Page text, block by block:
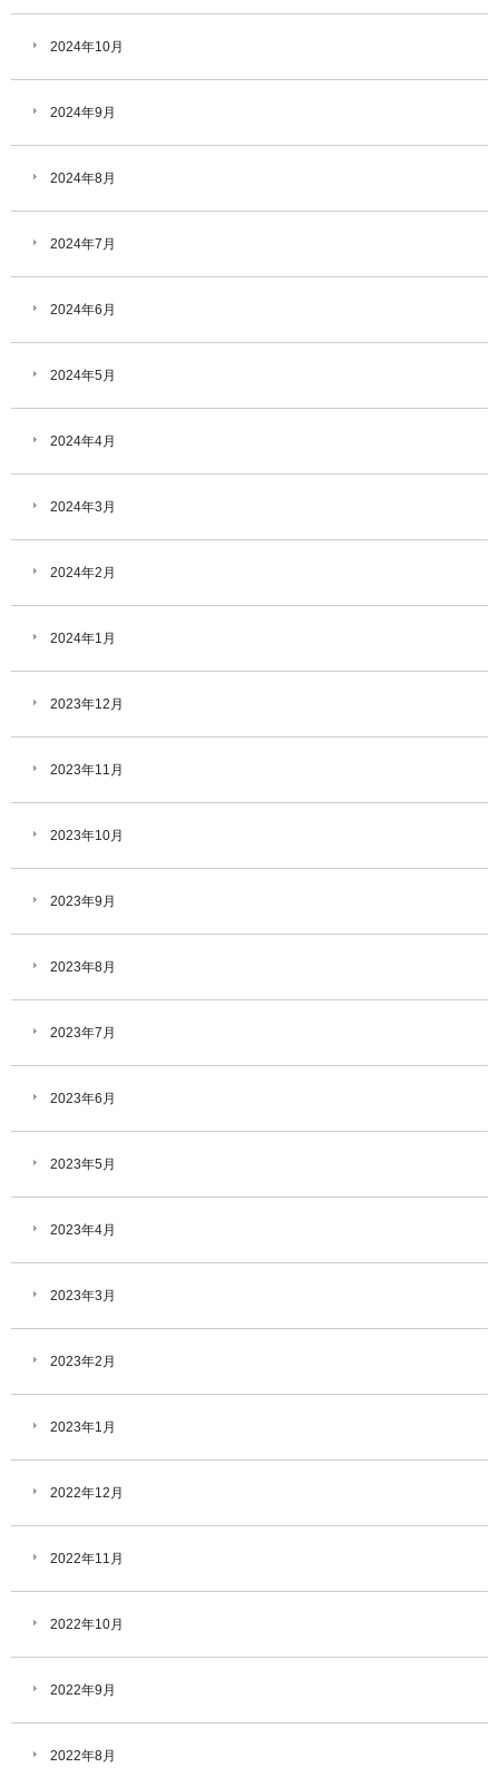
2024年10月
2024年9月
2024年8月
2024年7月
2024年6月
2024年5月
2024年4月
2024年3月
2024年2月
2024年1月
2023年12月
2023年11月
2023年10月
2023年9月
2023年8月
2023年7月
2023年6月
2023年5月
2023年4月
2023年3月
2023年2月
2023年1月
2022年12月
2022年11月
2022年10月
2022年9月
2022年8月